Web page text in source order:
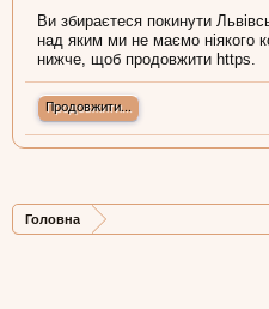
Ви збираєтеся покинути
над яким ми не маємо ніякого
нижче, щоб продовжити https.
Продовжити...
Головна